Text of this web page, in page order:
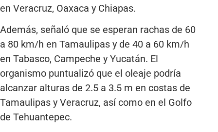
en Veracruz, Oaxaca y Chiapas.
Además, señaló que se esperan rachas de 60
a 80 km/h en Tamaulipas y de 40 a 60 km/h
en Tabasco, Campeche y Yucatán. El
organismo puntualizó que el oleaje podría
alcanzar alturas de 2.5 a 3.5 m en costas de
Tamaulipas y Veracruz, así como en el Golfo
de Tehuantepec.